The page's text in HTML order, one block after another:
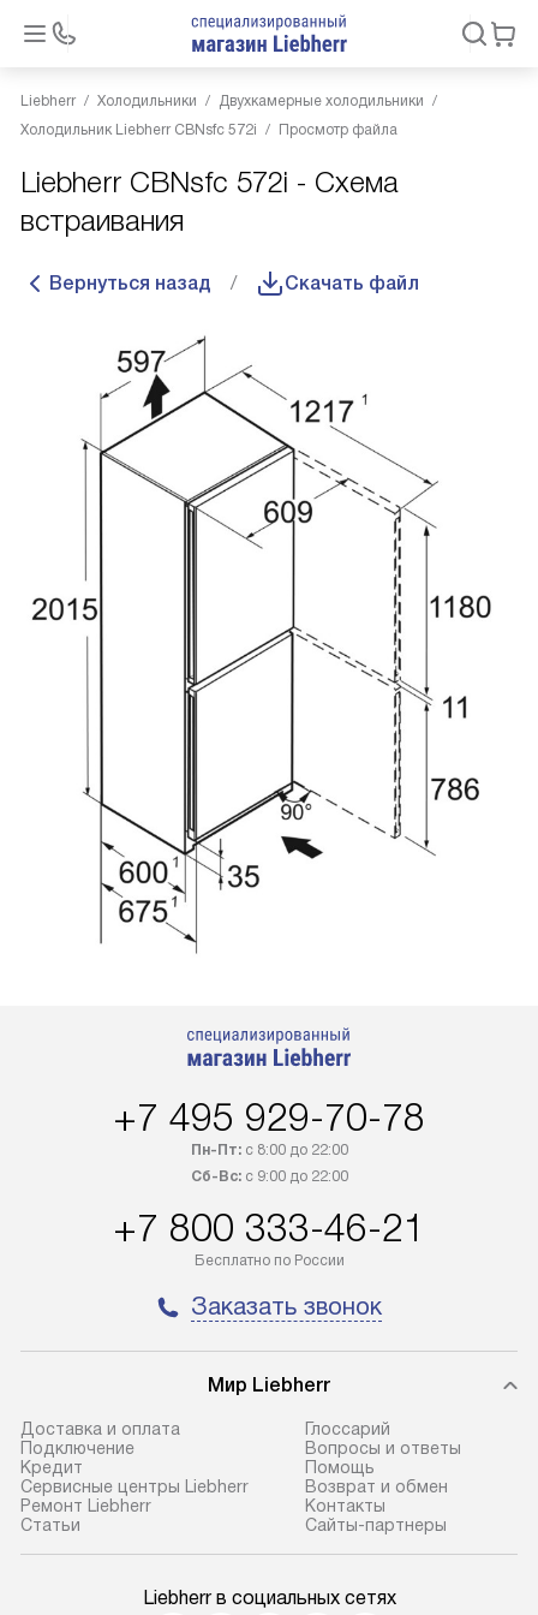
Liebherr Холодильники
Двухкамерные холодильники
Холодильник Liebherr CBNsfc 572i
Просмотр файла
Liebherr CBNsfc 572i - Схема
встраивания
Вернуться назад Скачать файл
+7 495 929-70-78
Пн-Пт:с 8:00 до 22:00
Сб-Вс:с 9:00 до 22:00
+7 800 333-46-21
Бесплатно по России
Заказать звонок
Мир Liebherr
Доставка и оплата
Подключение
Кредит
Сервисные центры Liebherr
Ремонт Liebherr
Cтатьи
Глоссарий
Вопросы и ответы
Помощь
Возврат и обмен
Контакты
Сайты-партнеры
Liebherr в социальных сетях